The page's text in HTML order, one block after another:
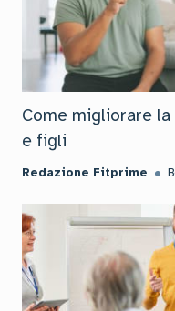
Come migliorare
e figli
Redazione Fitprime